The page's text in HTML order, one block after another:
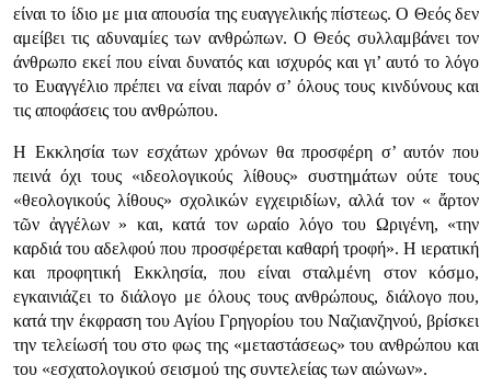
είναι το ίδιο με μια απουσία της ευαγγελικής πίστεως. Ο Θεός δεν
αμείβει τις αδυναμίες των ανθρώπων. Ο Θεός συλλαμβάνει τον
άνθρωπο εκεί που είναι δυνατός και ισχυρός και γι’ αυτό το λόγο
το Ευαγγέλιο πρέπει να είναι παρόν σ’ όλους τους κινδύνους και
τις αποφάσεις του ανθρώπου.
Η Εκκλησία των εσχάτων χρόνων θα προσφέρη σ’ αυτόν που
πεινά όχι τους «ιδεολογικούς λίθους» συστημάτων ούτε τους
«θεολογικούς λίθους» σχολικών εγχειριδίων, αλλά τον « ἄρτον
τῶν ἀγγέλων» και, κατά τον ωραίο λόγο του Ωριγένη, «την
καρδιά του αδελφού που προσφέρεται καθαρή τροφή». Η ιερατική
και προφητική Εκκλησία, που είναι σταλμένη στον κόσμο,
εγκαινιάζει το διάλογο με όλους τους ανθρώπους, διάλογο που,
κατά την έκφραση του Αγίου Γρηγορίου του Ναζιανζηνού, βρίσκει
την τελείωσή του στο φως της «μεταστάσεως» του ανθρώπου και
του «εσχατολογικού σεισμού της συντελείας των αιώνων».